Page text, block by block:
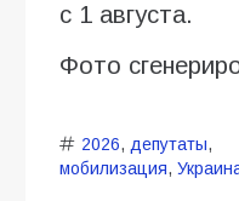
с 1 августа.
Фото
2026, депутаты,
мобилизация,